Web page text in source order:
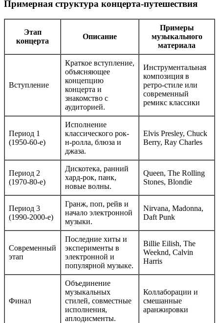
Примерная структура концерта-путешествия
Этап
концерта
Описание
Примеры
музыкального
материала
Вступление
Краткое вступление,
объясняющее
концепцию
концерта и
знакомство с
аудиторией.
Инструментальная
композиция в
ретро-стиле или
современный
ремикс классики
Период 1
(1950-60-е)
Исполнение
классического рок-
н-ролла, блюза и
джаза.
Elvis Presley, Chuck
Berry, Ray Charles
Период 2
(1970-80-е)
Дискотека, ранний
хард-рок, панк,
новые волны.
Queen, The Rolling
Stones, Blondie
Период 3
(1990-2000-е)
Гранж, поп, рейв и
начало электронной
музыки.
Nirvana, Madonna,
Daft Punk
Современный
этап
Последние хиты и
эксперименты в
электронной и
популярной музыке.
Billie Eilish, The
Weeknd, Calvin
Harris
Финал
Объединение
музыкальных
стилей, совместные
исполнения,
аплодисменты.
Коллаборации и
смешанные
аранжировки